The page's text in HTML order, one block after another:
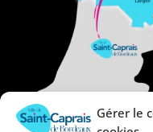
Gérer le